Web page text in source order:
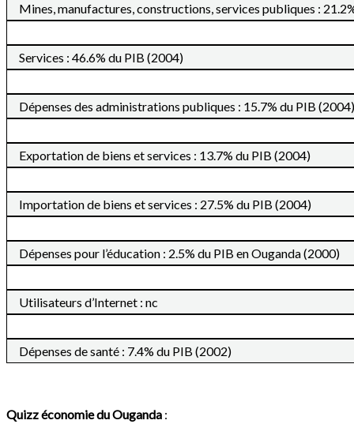
Mines, manufactures, constructions, services publiques :
Services : 46.6% du PIB (2004)
Dépenses des administrations publiques : 15.7% du PIB (2004)
Exportation de biens et services : 13.7% du PIB (2004)
Importation de biens et services : 27.5% du PIB (2004)
Dépenses pour l’éducation : 2.5% du PIB en Ouganda (2000)
Utilisateurs d’Internet : nc
Dépenses de santé : 7.4% du PIB (2002)
Quizz économie duOuganda :